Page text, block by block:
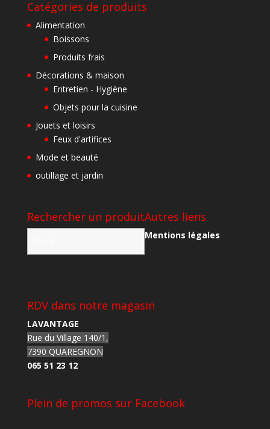
Catégories de produits
Alimentation
Boissons
Produits frais
Décorations & maison
Entretien - Hygiène
Objets pour la cuisine
Jouets et loisirs
Feux d'artifices
Mode et beauté
outillage et jardin
Rechercher un produitAutres liens
Mentions légales
RDV dans notre magasin
LAVANTAGE
Rue du Village 140/1,
7390 QUAREGNON
065 51 23 12
Plein de promos sur Facebook